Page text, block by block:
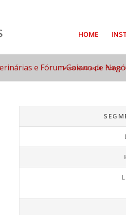
HOME
e Fórum Goiano de
Você está aqui: Home /